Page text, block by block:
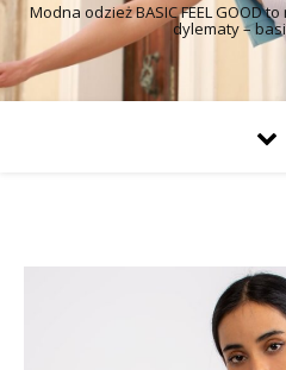
Modna odzież BASIC FEEL GOOD
dylematy –